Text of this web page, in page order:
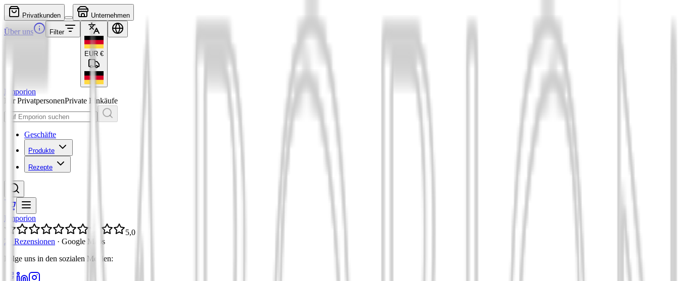
Privatkunden Unternehmen
Über uns Filter
EUR €
Emporion
Für PrivatpersonenPrivate Einkäufe
Geschäfte
Produkte
Rezepte
Emporion
5,0
21 Rezensionen · Google Maps
Folge uns in den sozialen Medien: